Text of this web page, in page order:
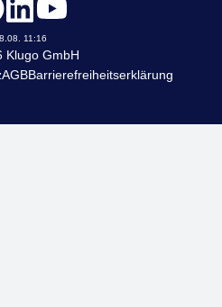
11:16
Klugo GmbH
AGBBarrierefreiheitserklärung